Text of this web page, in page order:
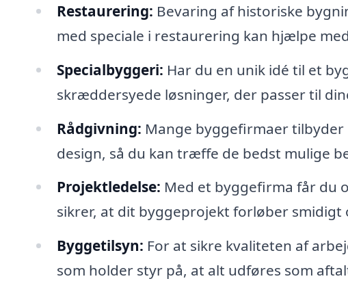
Restaurering: Bevaring af historiske
med speciale i restaurering kan hjælpe
Specialbyggeri: Har du en unik idé til et
skræddersyede løsninger, der passer til
Rådgivning: Mange byggefirmaer
design, så du kan træffe de bedst mulige
Projektledelse: Med et byggefirma får du
sikrer, at dit byggeprojekt forløber
Byggetilsyn: For at sikre kvaliteten af
som holder styr på, at alt udføres som